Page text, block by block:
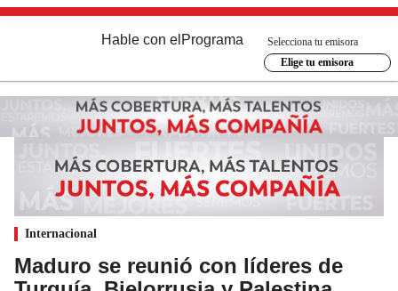
Hable con el Programa
Selecciona tu emisora
Elige tu emisora
Internacional
Maduro se reunió con líderes de